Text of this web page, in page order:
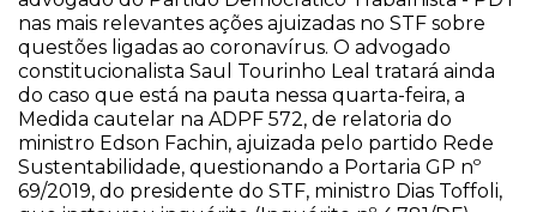
nas mais relevantes ações ajuizadas no STF sobre
questões ligadas ao coronavírus. O advogado
constitucionalista Saul Tourinho Leal tratará ainda
do caso que está na pauta nessa quarta-feira, a
Medida cautelar na ADPF 572, de relatoria do
ministro Edson Fachin, ajuizada pelo partido Rede
Sustentabilidade, questionando a Portaria GP nº
69/2019, do presidente do STF, ministro Dias Toffoli,